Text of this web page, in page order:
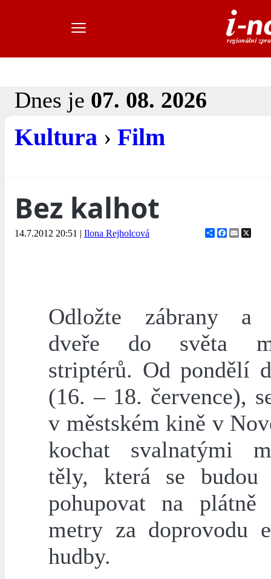
Dnes je 07. 08. 2026
Kultura › Film
Bez kalhot
14.7.2012 20:51 | Ilona Rejholcová ShareFacebook
Email
Odložte zábrany a
dveře do světa
striptérů. Od pondělí
(16. – 18. července),
v městském kině v
kochat svalnatými
těly, která se budou
pohupovat na
metry za doprovodu
hudby.